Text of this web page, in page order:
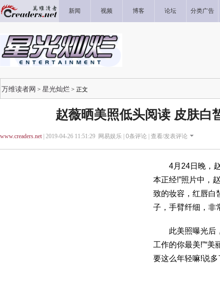
新闻 视频 博客 论坛 分类广告
万维读者网 > 星光灿烂 > 正文
赵薇晒美照低头阅读 皮肤白
www.creaders.net| 2019-04-26 11:51:29 网易娱乐 | 0条评论 | 查看/发表评论
4月24日晚，赵
本正经!”照片中，
致的妆容，红唇白
子，手臂纤细，非
此美照曝光后，
工作的你最美!”“美
要这么年轻嘛!说多